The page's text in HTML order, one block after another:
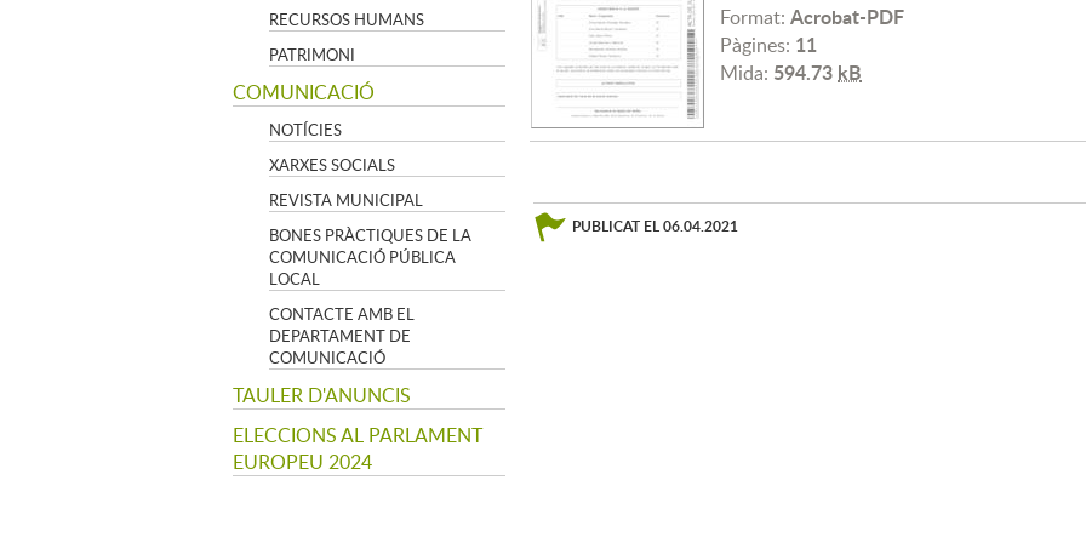
RECURSOS HUMANS
PATRIMONI
COMUNICACIÓ
NOTÍCIES
XARXES SOCIALS
REVISTA MUNICIPAL
BONES PRÀCTIQUES DE LA
COMUNICACIÓ PÚBLICA
LOCAL
CONTACTE AMB EL
DEPARTAMENT DE
COMUNICACIÓ
TAULER D'ANUNCIS
ELECCIONS AL PARLAMENT
EUROPEU 2024
Format: Acrobat-PDF
Pàgines: 11
Mida: 594.73 kB
PUBLICAT EL06.04.2021